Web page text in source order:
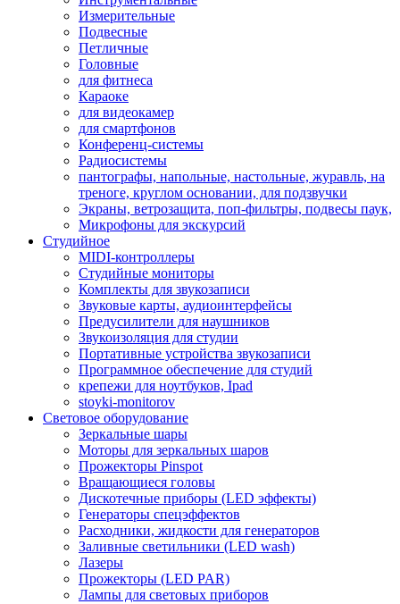
Измерительные
Подвесные
Петличные
Головные
для фитнеса
Караоке
для видеокамер
для смартфонов
Конференц-системы
Радиосистемы
пантографы, напольные, настольные, журавль, на
треноге, круглом основании, для подзвучки
Экраны, ветрозащита, поп-фильтры, подвесы паук,
Микрофоны для экскурсий
Студийное
MIDI-контроллеры
Студийные мониторы
Комплекты для звукозаписи
Звуковые карты, аудиоинтерфейсы
Предусилители для наушников
Звукоизоляция для студии
Портативные устройства звукозаписи
Программное обеспечение для студий
крепежи для ноутбуков, Ipad
stoyki-monitorov
Световое оборудование
Зеркальные шары
Моторы для зеркальных шаров
Прожекторы Pinspot
Вращающиеся головы
Дискотечные приборы (LED эффекты)
Генераторы спецэффектов
Расходники, жидкости для генераторов
Заливные светильники (LED wash)
Лазеры
Прожекторы (LED PAR)
Лампы для световых приборов